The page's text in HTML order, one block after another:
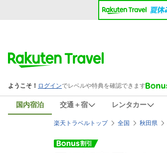
国内宿泊 交通＋宿 レンタカー
楽天トラベルトップ 全国 秋田県